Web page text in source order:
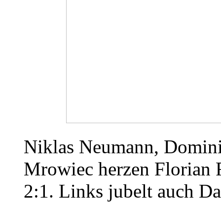
Niklas Neumann,
Mrowiec herzen Florian
2:1. Links jubelt auch